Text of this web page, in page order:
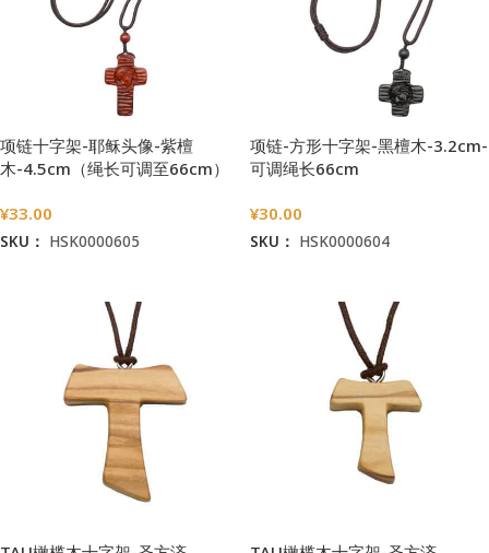
项链十字架-耶稣头像-紫檀
木-4.5cm（绳长可调至66cm）
¥33.00
SKU： HSK0000605
项链-方形十字架-黑檀木-3.2cm-
可调绳长66cm
¥30.00
SKU： HSK0000604